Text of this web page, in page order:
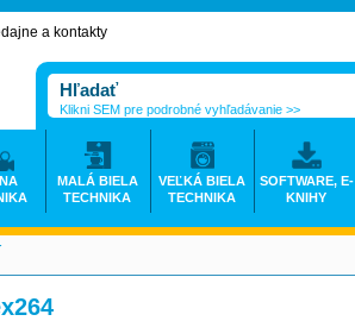
a kontakty
Klikni SEM pre podrobné vyhľadávanie >>
MALÁ BIELA
TECHNIKA
VEĽKÁ BIELA
TECHNIKA
SOFTWARE, E-
KNIHY